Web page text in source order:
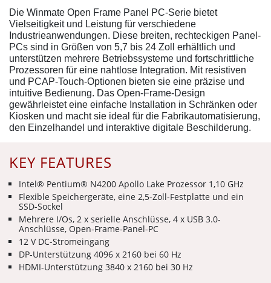
KEY FEATURES
Intel® Pentium® N4200 Apollo Lake Prozessor 1,10 GHz
Flexible Speichergeräte, eine 2,5-Zoll-Festplatte und ein
SSD-Sockel
Mehrere I/Os, 2 x serielle Anschlüsse, 4 x USB 3.0-
Anschlüsse, Open-Frame-Panel-PC
12 V DC-Stromeingang
DP-Unterstützung 4096 x 2160 bei 60 Hz
HDMI-Unterstützung 3840 x 2160 bei 30 Hz
Die Winmate Open Frame Panel PC-Serie bietet
Vielseitigkeit und Leistung für verschiedene
Industrieanwendungen. Diese breiten, rechteckigen Panel-
PCs sind in Größen von 5,7 bis 24 Zoll erhältlich und
unterstützen mehrere Betriebssysteme und fortschrittliche
Prozessoren für eine nahtlose Integration. Mit resistiven
und PCAP-Touch-Optionen bieten sie eine präzise und
intuitive Bedienung. Das Open-Frame-Design
gewährleistet eine einfache Installation in Schränken oder
Kiosken und macht sie ideal für die Fabrikautomatisierung,
den Einzelhandel und interaktive digitale Beschilderung.